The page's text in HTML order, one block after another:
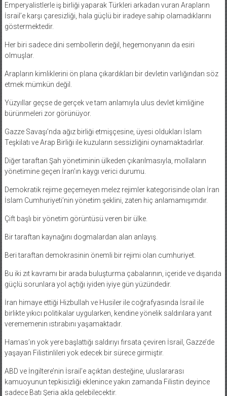
Emperyalistlerle iş birliği yaparak Türkleri arkadan vuran Arapların
İsrail’e karşı çaresizliği, hala güçlü bir iradeye sahip olamadıklarını
göstermektedir.
Her biri sadece dini sembollerin değil, hegemonyanın da esiri
olmuşlar.
Arapların kimliklerini ön plana çıkardıkları bir devletin varlığından söz
etmek mümkün değil.
Yüzyıllar geçse de gerçek ve tam anlamıyla ulus devlet kimliğine
bürünmeleri zor görünüyor.
Gazze Savaşı’nda ağız birliği etmişçesine, üyesi oldukları İslam
Teşkilatı ve Arap Birliği ile kuzuların sessizliğini oynamaktadırlar.
Diğer taraftan Şah yönetiminin ülkeden çıkarılmasıyla, mollaların
yönetimine geçen İran’ın kaygı verici durumu.
Demokratik rejime geçemeyen melez rejimler kategorisinde olan İran
İslam Cumhuriyeti’nin yönetim şeklini, zaten hiç anlamamışımdır.
Çift başlı bir yönetim görüntüsü veren bir ülke.
Bir taraftan kaynağını dogmalardan alan anlayış.
Beri taraftan demokrasinin önemli bir rejimi olan cumhuriyet.
Bu iki zıt kavramı bir arada buluşturma çabalarının, içeride ve dışarıda
güçlü sorunlara yol açtığı iyiden iyiye gün yüzündedir.
İran himaye ettiği Hizbullah ve Husiler ile coğrafyasında İsrail ile
birlikte yıkıcı politikalar uygularken, kendine yönelik saldırılara yanıt
verememenin ıstırabını yaşamaktadır.
Hamas’ın yok yere başlattığı saldırıyı fırsata çeviren İsrail, Gazze’de
yaşayan Filistinlileri yok edecek bir sürece girmiştir.
ABD ve İngiltere’nin İsrail’e açıktan desteğine, uluslararası
kamuoyunun tepkisizliği eklenince yakın zamanda Filistin deyince
sadece Batı Şeria akla gelebilecektir.